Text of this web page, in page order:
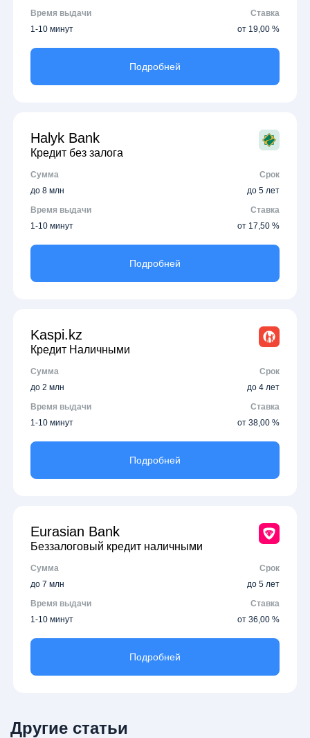
Время выдачи
Ставка
1-10 минут
от 19,00 %
Подробней
Halyk Bank
Кредит без залога
Сумма
Срок
до 8 млн
до 5 лет
Время выдачи
Ставка
1-10 минут
от 17,50 %
Подробней
Kaspi.kz
Кредит Наличными
Сумма
Срок
до 2 млн
до 4 лет
Время выдачи
Ставка
1-10 минут
от 38,00 %
Подробней
Eurasian Bank
Беззалоговый кредит наличными
Сумма
Срок
до 7 млн
до 5 лет
Время выдачи
Ставка
1-10 минут
от 36,00 %
Подробней
Другие статьи